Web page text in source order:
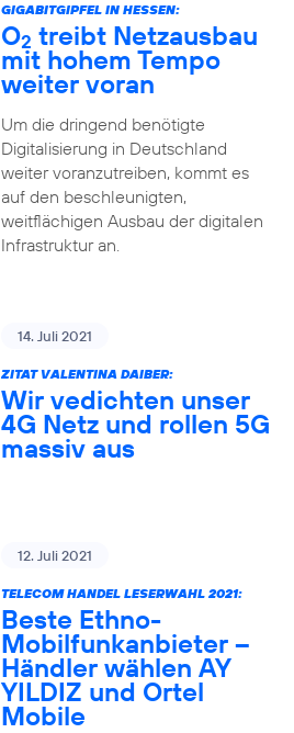
GIGABITGIPFEL IN HESSEN:
O2 treibt Netzausbau
mit hohem Tempo
weiter voran
Um die dringend benötigte
Digitalisierung in Deutschland
weiter voranzutreiben, kommt es
auf den beschleunigten,
weitflächigen Ausbau der digitalen
Infrastruktur an.
14. Juli 2021
ZITAT VALENTINA DAIBER:
Wir vedichten unser
4G Netz und rollen 5G
massiv aus
12. Juli 2021
TELECOM HANDEL LESERWAHL 2021:
Beste Ethno-
Mobilfunkanbieter –
Händler wählen AY
YILDIZ und Ortel
Mobile